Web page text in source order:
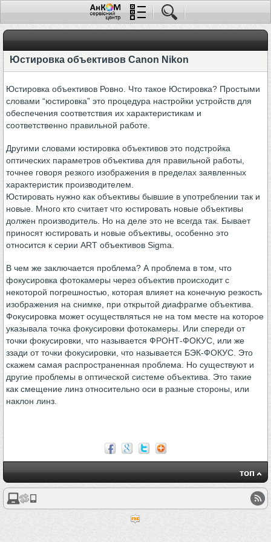
Юстировка объективов Canon Nikon
Юстировка объективов Ровно. Что такое Юстировка? Простыми
словами “юстировка” это процедура настройки устройств для
обеспечения соответствия их характеристикам и
соответственно правильной работе.
Другими словами юстировка объективов это подстройка
оптических параметров объектива для правильной работы,
точнее говоря резкого изображения в пределах заявленных
характеристик производителем.
Юстировать нужно как объективы бывшие в употреблении так и
новые. Много кто считает что юстировать новые объективы
должен производитель. Но на деле это не всегда так. Бывает
приносят юстировать и новые объективы, особенно это
относится к серии ART объективов Sigma.
В чем же заключается проблема? А проблема в том, что
фокусировка фотокамеры через объектив происходит с
некоторой погрешностью, которая влияет на конечную резкость
изображения на снимке, при открытой диафрагме объектива.
Фокусировка может осуществляться не на том месте на которое
указывала точка фокусировки фотокамеры. Или спереди от
точки фокусировки, что называется ФРОНТ-ФОКУС, или же
ззади от точки фокусировки, что называется БЭК-ФОКУС. Это
скажем самая распространенная проблема. Но существуют и
другие проблемы в оптической системе объектива. Это такие
как смещение линз относительно оси в разные стороны, или
наклон линз.
топ